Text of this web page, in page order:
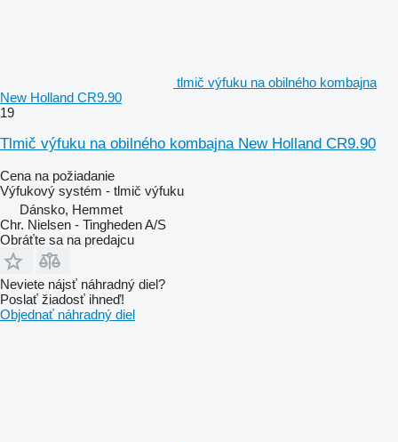
tlmič výfuku na obilného kombajna
New Holland CR9.90
19
Tlmič výfuku na obilného kombajna New Holland CR9.90
Cena na požiadanie
Výfukový systém - tlmič výfuku
Dánsko, Hemmet
Chr. Nielsen - Tingheden A/S
Obráťte sa na predajcu
Neviete nájsť náhradný diel?
Poslať žiadosť ihneď!
Objednať náhradný diel